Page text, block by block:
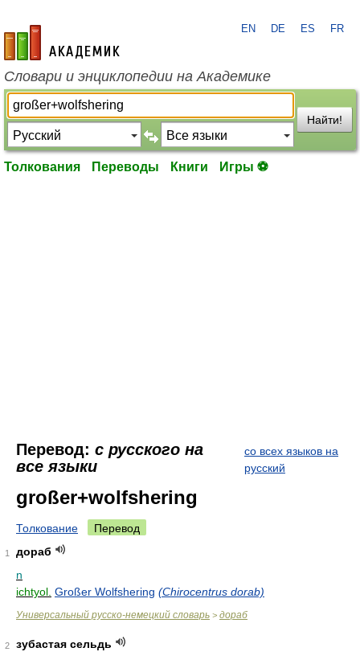
academic.ru
EN DE ES FR
Словари и энциклопедии на Академике
Найти!
Толкования Переводы Книги Игры ⚽
Перевод: с русского на
все языки
со всех языков на
русский
großer+wolfshering
Толкование Перевод
1
дораб
n
ichtyol. Großer Wolfshering (Chirocentrus dorab)
Универсальный русско-немецкий словарь > дораб
2
зубастая сельдь